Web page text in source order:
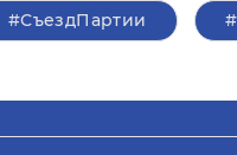
#СъездПартии